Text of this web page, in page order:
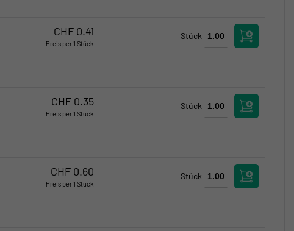
Nicht an Lager
CHF 0.41
Preis per 1 Stück
Stück
Verfügbar
CHF 0.35
Preis per 1 Stück
Stück
Kritischer Bestand
CHF 0.60
Preis per 1 Stück
Stück